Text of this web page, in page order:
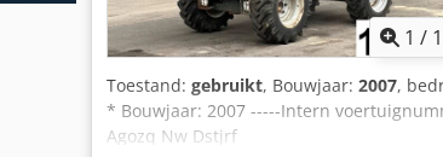
1 /
Toestand: gebruikt, Bouwjaar: 2007,
* Bouwjaar: 2007 -----Intern
Agozq Nw Dstjrf